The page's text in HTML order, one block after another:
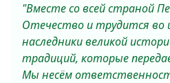
"Вместе со всей страной
Отечество и трудится во
наследники великой
традиций, которые
Мы несём